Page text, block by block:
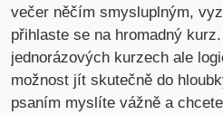
večer něčím smysluplným,
přihlaste se na hromadný
jednorázových kurzech ale
možnost jít skutečně do
psaním myslíte vážně a